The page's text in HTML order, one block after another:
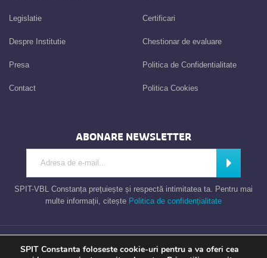
Legislatie
Despre Institutie
Presa
Contact
Certificari
Chestionar de evaluare
Politica de Confidentialitate
Politica Cookies
ABONARE NEWSLETTER
SPIT-VBL Constanța prețuiește și respectă intimitatea ta. Pentru mai
multe informații, citește Politica de confidențialitate
Taxe Constanta
SPIT Constanta foloseste cookie-uri pentru a va oferi cea